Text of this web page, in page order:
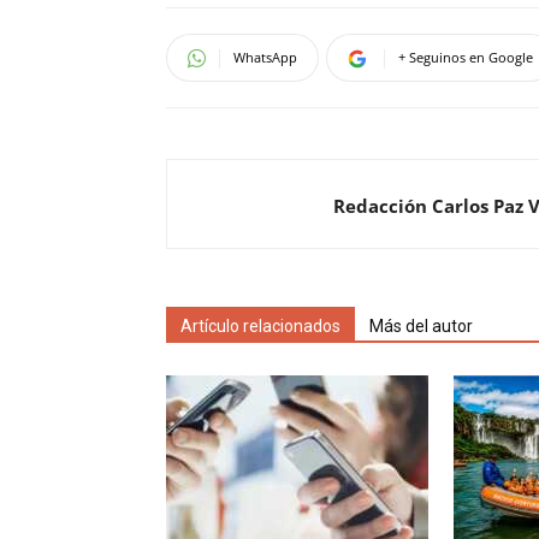
WhatsApp + Seguinos en Google
Redacción Carlos Paz
Artículo relacionados Más del autor